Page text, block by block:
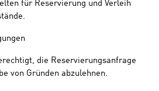
für Reservierung und Verleih
die Reservierungsanfrage
von Gründen abzulehnen.